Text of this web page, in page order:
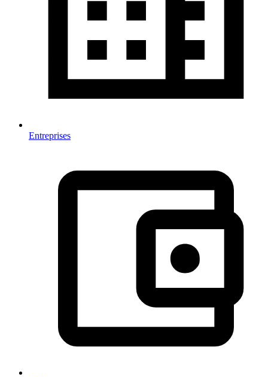
Entreprises